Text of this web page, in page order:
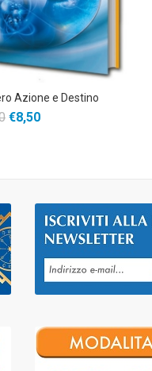
Azione e Destino
€8,50